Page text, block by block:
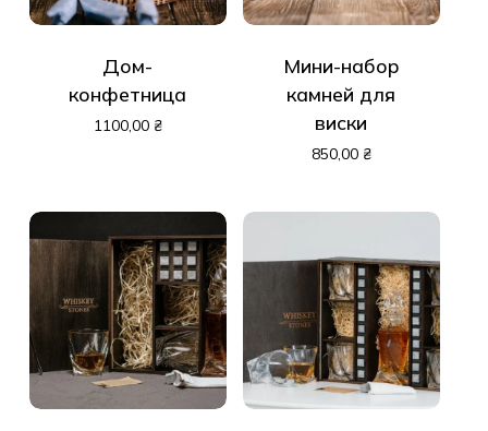
Дом-
конфетница
1100,00 ₴
Мини-набор
камней для
виски
850,00 ₴